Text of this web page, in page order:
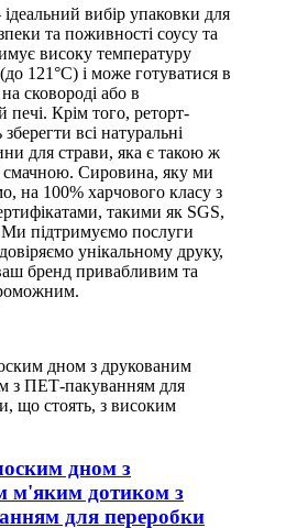
вибір упаковки для
та поживності соусу та
високу температуру
121°C) і може готуватися в
сковороді або в
печі. Крім того, реторт-
всі натуральні
для страви, яка є такою ж
смачною. Сировина, яку ми
на 100% харчового класу з
такими як SGS,
підтримуємо послуги
унікальному друку,
бренд привабливим та
дном з
м'яким дотиком з
для переробки